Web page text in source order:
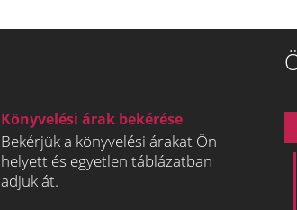
Könyvelési árak bekérése
Bekérjük a könyvelési árakat Ön
helyett és egyetlen táblázatban
adjuk át.